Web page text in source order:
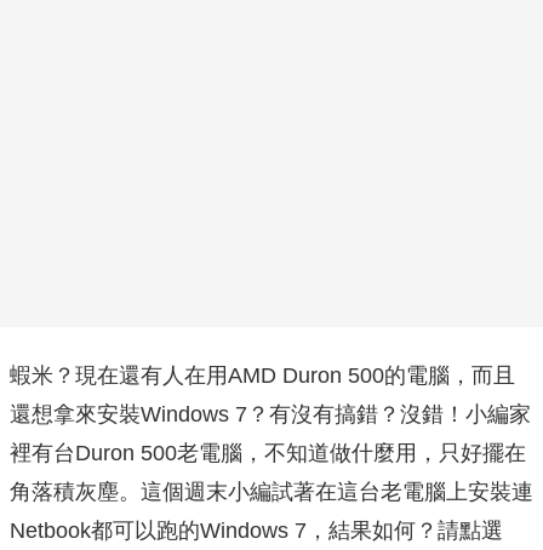
蝦米？現在還有人在用AMD Duron 500的電腦，而且
還想拿來安裝Windows 7？有沒有搞錯？沒錯！小編家
裡有台Duron 500老電腦，不知道做什麼用，只好擺在
角落積灰塵。這個週末小編試著在這台老電腦上安裝連
Netbook都可以跑的Windows 7，結果如何？請點選